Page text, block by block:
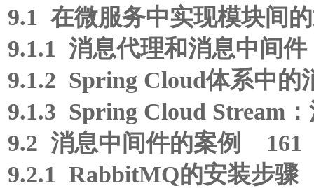
9.1 在微服务中实现模块间
9.1.1 消息代理和消息中间
9.1.2 Spring Cloud体系中
9.1.3 Spring Cloud Stream
9.2 消息中间件的案例 161
9.2.1 RabbitMQ的安装步